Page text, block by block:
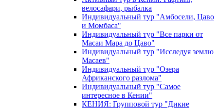
велосафари, рыбалка
Индивидуальный тур "Амбосели, Цаво
и Момбаса"
Индивидуальный тур "Все парки от
Масаи Мара до Цаво"
Индивидуальный тур "Исследуя землю
Масаев"
Индивидуальный тур "Озера
Африканского разлома"
Индивидуальный тур "Самое
интересное в Кении"
КЕНИЯ: Групповой тур "Дикие